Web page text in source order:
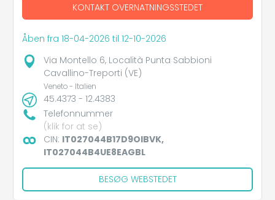
KONTAKT OVERNATNINGSSTEDET
Åben fra 18-04-2026 til 12-10-2026
Via Montello 6, Località Punta Sabbioni
Cavallino-Treporti (VE)
Veneto - Italien
45.4373 - 12.4383
Telefonnummer
(klik for at se)
CIN: IT027044B17D9OIBVK,
IT027044B4UE8EAGBL
BESØG WEBSTEDET